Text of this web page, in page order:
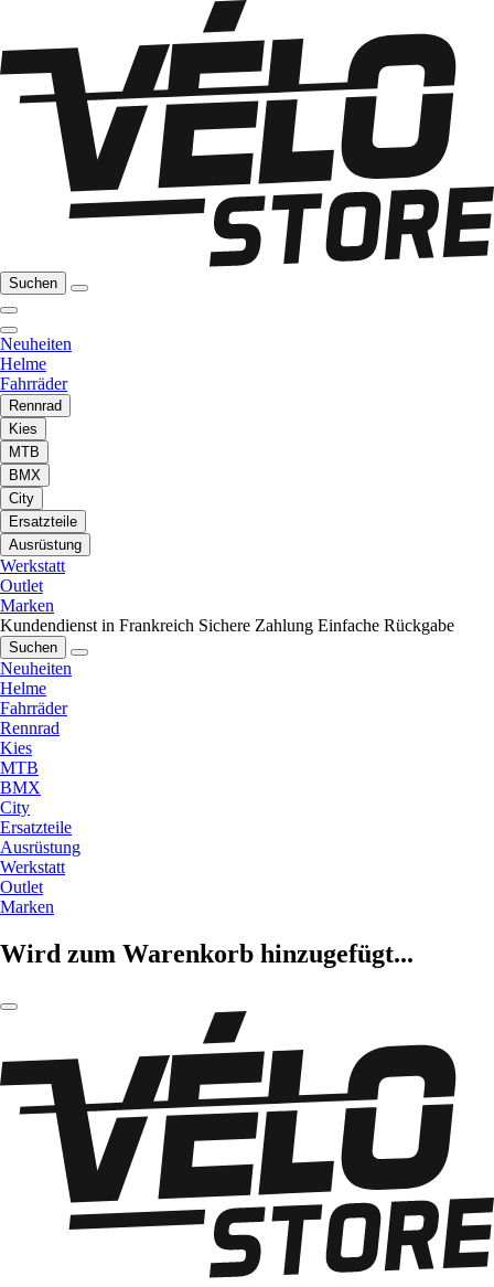
Suchen
Neuheiten
Helme
Fahrräder
Rennrad
Kies
MTB
BMX
City
Ersatzteile
Ausrüstung
Werkstatt
Outlet
Marken
Kundendienst in Frankreich Sichere Zahlung Einfache Rückgabe
Suchen
Neuheiten
Helme
Fahrräder
Rennrad
Kies
MTB
BMX
City
Ersatzteile
Ausrüstung
Werkstatt
Outlet
Marken
Wird zum Warenkorb hinzugefügt...